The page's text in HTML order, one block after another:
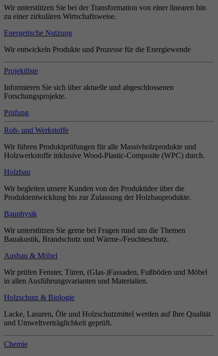
Wir unterstützen Sie bei der Transformation von einer linearen hin
zu einer zirkulären Wirtschaftsweise.
Energetische Nutzung
Wir entwickeln Produkte und Prozesse für die Energiewende
Projektliste
Informieren Sie sich über aktuelle und abgeschlossenen
Forschungsprojekte.
Prüfung
Roh- und Werkstoffe
Wir führen Produktprüfungen für alle Massivholzprodukte und
Holzwerkstoffe inklusive Wood-Plastic-Composite (WPC) durch.
Holzbau
Wir begleiten unsere Kunden von der Produktidee über die
Produktentwicklung bis zur Zulassung der Holzbauprodukte.
Bauphysik
Wir unterstützen Sie gerne bei Fragen rund um die Themen
Bauakustik, Brandschutz und Wärme-/Feuchteschutz.
Ausbau & Möbel
Wir prüfen Fenster, Türen, (Glas-)Fassaden, Fußböden und Möbel
in allen Ausführungsvarianten und Materialien.
Holzschutz & Biologie
Lacke, Lasuren, Öle und Holzschutzmittel werden auf Ihre Qualität
und Umweltverträglichkeit geprüft.
Chemie